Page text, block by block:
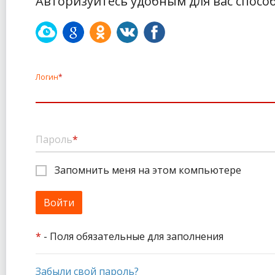
Логин*
Пароль*
Запомнить меня на этом компьютере
* - Поля обязательные для заполнения
Забыли свой пароль?